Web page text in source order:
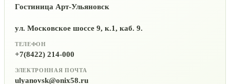
Гостиница Арт-Ульяновск
ул. Московское шоссе 9, к.1, каб. 9.
ТЕЛЕФОН
+7(8422) 214-000
ЭЛЕКТРОННАЯ ПОЧТА
ulyanovsk@onix58.ru